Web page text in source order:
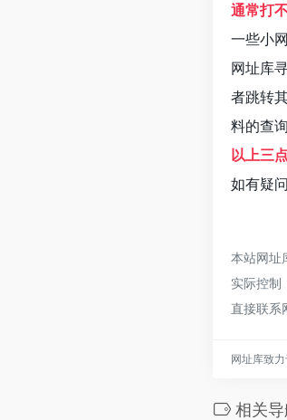
通常打
一些小
网址库
者跳转
料的查询
以上三
如有疑
本站网址
实际控制
直接联系
网址库致
相关导